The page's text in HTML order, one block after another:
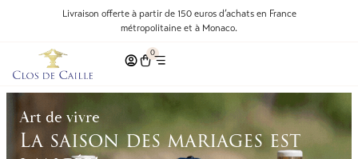
Livraison offerte à partir de 150 euros d’achats en France
métropolitaine et à Monaco.
0
Art de vivre
La saison des mariages est